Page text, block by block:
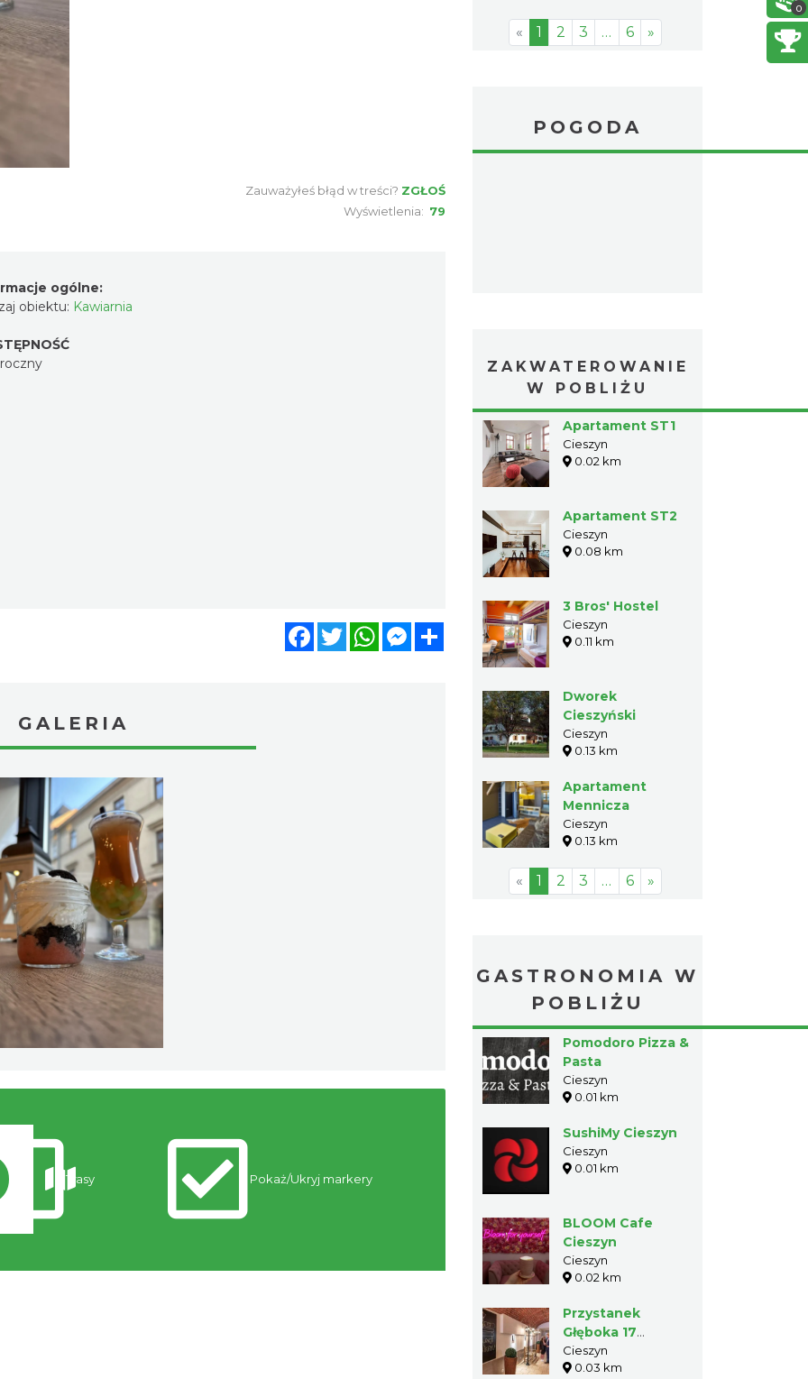
Zauważyłeś błąd w treści? ZGŁOŚ
Wyświetlenia: 79
ogólne:
obiektu: Kawiarnia
FacebookTwitterWhatsAppMessenger
Share
GALERIA
Trasy Pokaż/Ukryj markery
« 1 2 3 … 6 »
POGODA
ZAKWATEROWANIE
W POBLIŻU
Apartament ST1
Cieszyn
0.02 km
Apartament ST2
Cieszyn
0.08 km
3 Bros' Hostel
Cieszyn
0.11 km
Dworek
Cieszyński
Cieszyn
0.13 km
Apartament
Mennicza
Cieszyn
0.13 km
« 1 2 3 … 6 »
GASTRONOMIA W
POBLIŻU
Pomodoro Pizza &
Pasta
Cieszyn
0.01 km
SushiMy Cieszyn
Cieszyn
0.01 km
BLOOM Cafe
Cieszyn
Cieszyn
0.02 km
Przystanek
Głęboka 17
Naleśnikarnia &
Restauracja
Cieszyn
0.03 km
0